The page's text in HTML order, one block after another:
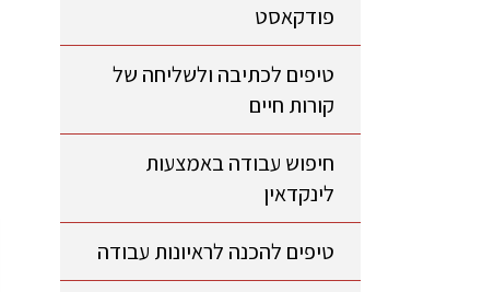
פודקאסט
טיפים לכתיבה ולשליחה של
קורות חיים
חיפוש עבודה באמצעות
לינקדאין
טיפים להכנה לראיונות עבודה